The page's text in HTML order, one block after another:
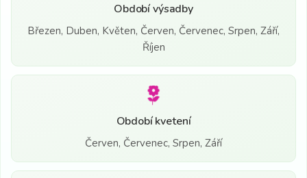
Období výsadby
Březen, Duben, Květen, Červen, Červenec, Srpen, Září,
Říjen
Období kvetení
Červen, Červenec, Srpen, Září